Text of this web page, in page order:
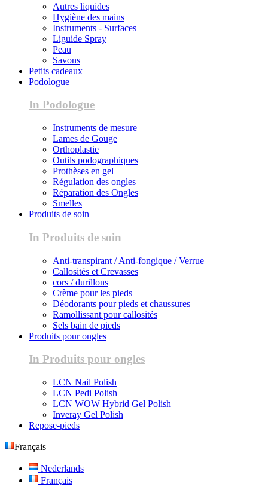
Autres liquides
Hygiène des mains
Instruments - Surfaces
Liguide Spray
Peau
Savons
Petits cadeaux
Podologue
In Podologue
Instruments de mesure
Lames de Gouge
Orthoplastie
Outils podographiques
Prothèses en gel
Régulation des ongles
Réparation des Ongles
Smelles
Produits de soin
In Produits de soin
Anti-transpirant / Anti-fongique / Verrue
Callosités et Crevasses
cors / durillons
Crème pour les pieds
Déodorants pour pieds et chaussures
Ramollissant pour callosités
Sels bain de pieds
Produits pour ongles
In Produits pour ongles
LCN Nail Polish
LCN Pedi Polish
LCN WOW Hybrid Gel Polish
Inveray Gel Polish
Repose-pieds
Français
Nederlands
Français